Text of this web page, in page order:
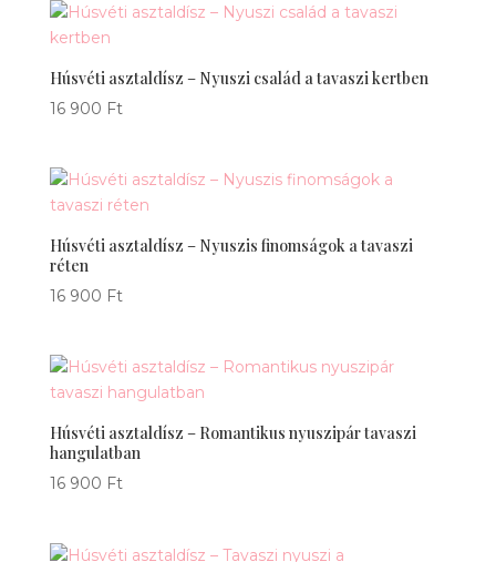
Húsvéti asztaldísz – Nyuszi család a tavaszi kertben
16 900 Ft
Húsvéti asztaldísz – Nyuszis finomságok a tavaszi
réten
16 900 Ft
Húsvéti asztaldísz – Romantikus nyuszipár tavaszi
hangulatban
16 900 Ft